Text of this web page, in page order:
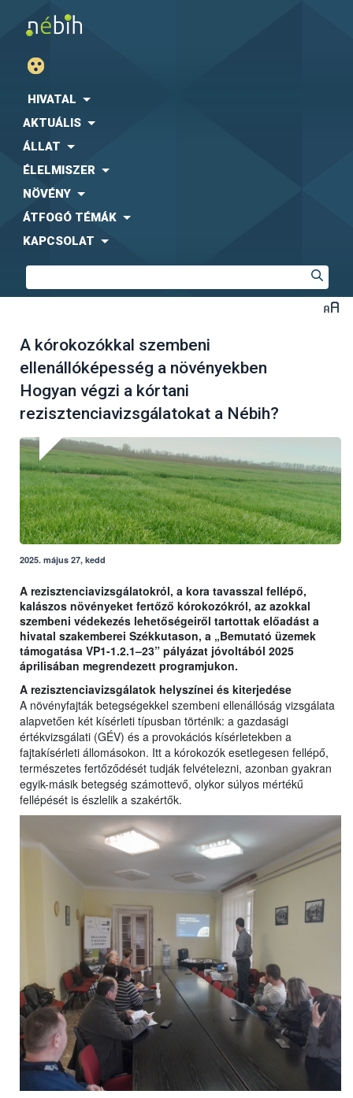
HIVATAL
AKTUÁLIS
ÁLLAT
ÉLELMISZER
NÖVÉNY
ÁTFOGÓ TÉMÁK
KAPCSOLAT
A kórokozókkal szembeni
ellenállóképesség a növényekben
Hogyan végzi a kórtani
rezisztenciavizsgálatokat a Nébih?
2025. május 27, kedd
A rezisztenciavizsgálatokról, a kora tavasszal fellépő,
kalászos növényeket fertőző kórokozókról, az azokkal
szembeni védekezés lehetőségeiről tartottak előadást a
hivatal szakemberei Székkutason, a „Bemutató üzemek
támogatása VP1-1.2.1–23” pályázat jóvoltából 2025
áprilisában megrendezett programjukon.
A rezisztenciavizsgálatok helyszínei és kiterjedése
A növényfajták betegségekkel szembeni ellenállóság vizsgálata
alapvetően két kísérleti típusban történik: a gazdasági
értékvizsgálati (GÉV) és a provokációs kísérletekben a
fajtakísérleti állomásokon. Itt a kórokozók esetlegesen fellépő,
természetes fertőződését tudják felvételezni, azonban gyakran
egyik-másik betegség számottevő, olykor súlyos mértékű
fellépését is észlelik a szakértők.